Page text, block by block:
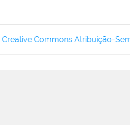
Creative Commons Atribuição-